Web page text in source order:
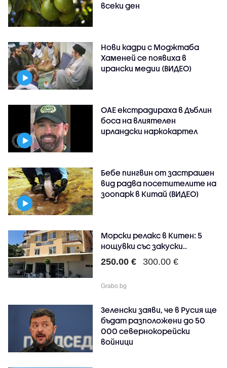
всеки ден
Нови кадри с Моджтаба
Хаменей се появиха в
ирански медии (ВИДЕО)
ОАЕ екстрадираха в Дъблин
боса на влиятелен
ирландски наркокартел
Бебе пингвин от застрашен
вид радва посетителите на
зоопарк в Китай (ВИДЕО)
Морски релакс в Китен: 5
нощувки със закуски..
250.00 € 300.00 €
Grabo.bg
Зеленски заяви, че в Русия ще
бъдат разположени до 50
000 севернокорейски
войници